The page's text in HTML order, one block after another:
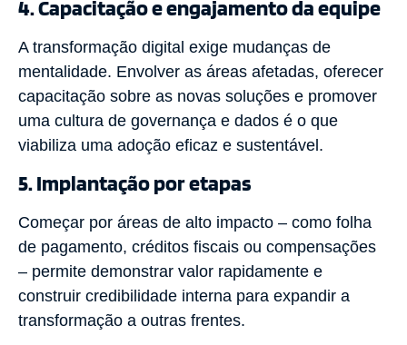
4. Capacitação e engajamento da equipe
A transformação digital exige mudanças de
mentalidade. Envolver as áreas afetadas, oferecer
capacitação sobre as novas soluções e promover
uma cultura de governança e dados é o que
viabiliza uma adoção eficaz e sustentável.
5. Implantação por etapas
Começar por áreas de alto impacto – como folha
de pagamento, créditos fiscais ou compensações
– permite demonstrar valor rapidamente e
construir credibilidade interna para expandir a
transformação a outras frentes.